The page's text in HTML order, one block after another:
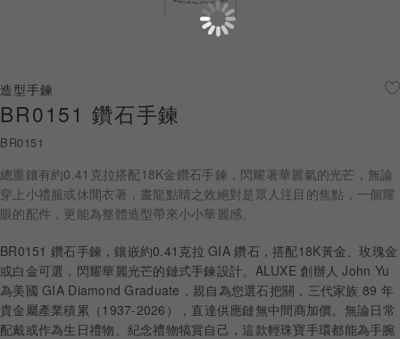
黃金金飾
關於ALUXE
嚴選鑽石
婚禮護照
線上購物
造型手鍊
BR0151 鑽石手鍊
BR0151
總重鑲有約0.41克拉搭配18K金鑽石手鍊，閃耀著華麗氣的光芒，無論
穿上小禮服或休閒衣著，畫龍點睛之效絕對是眾人注目的焦點，一個耀
眼的配件，更能為整體造型帶來小小華麗感。
BR0151 鑽石手鍊，鑲嵌約0.41克拉 GIA 鑽石，搭配18K黃金、玫瑰金
或白金可選，閃耀華麗光芒的鏈式手鍊設計。ALUXE 創辦人 John Yu
為美國 GIA Diamond Graduate，親自為您選石把關，三代家族 89 年
貴金屬產業積累（1937-2026），直達供應鏈無中間商加價。無論日常
配戴或作為生日禮物、紀念禮物犒賞自己，這款輕珠寶手環都能為手腕